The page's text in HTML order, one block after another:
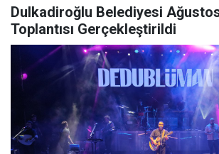
Dulkadiroğlu Belediyesi
Toplantısı Gerçekleştirildi